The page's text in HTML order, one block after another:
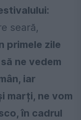
seară,
primele zile
ne vedem
iar
marți, ne vom
în cadrul